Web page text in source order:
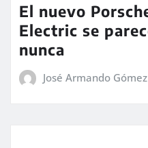
El nuevo
Electric se
nunca
José Armando Gómez